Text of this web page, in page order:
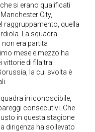
si erano qualificati
City,
raggruppamento, quella
La squadra
era partita
mese e mezzo ha
vittorie di fila tra
la cui svolta è
irriconoscibile,
consecutivi. Che
in questa stagione
dirigenza ha sollevato